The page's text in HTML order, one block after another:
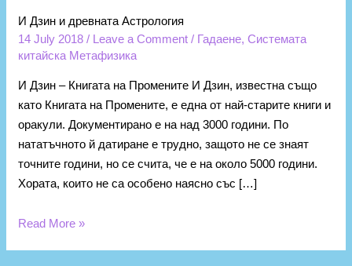
И Дзин и древната Астрология
14 July 2018/ Leave a Comment / Гадаене,Системата
китайска Метафизика
И Дзин – Книгата на Промените И Дзин, известна също
като Книгата на Промените, е една от най-старите книги и
оракули. Документирано е на над 3000 години. По
нататъчното й датиране е трудно, защото не се знаят
точните години, но се счита, че е на около 5000 години.
Хората, които не са особено наясно със […]
Read More »